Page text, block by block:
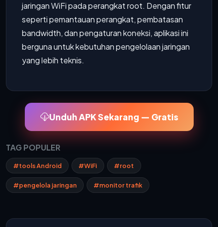
jaringan WiFi pada perangkat root. Dengan fitur
seperti pemantauan perangkat, pembatasan
bandwidth, dan pengaturan koneksi, aplikasi ini
berguna untuk kebutuhan pengelolaan jaringan
yang lebih teknis.
Unduh APK Sekarang — Gratis
TAG POPULER
#tools Android #WiFi #root
#pengelola jaringan #monitor trafik